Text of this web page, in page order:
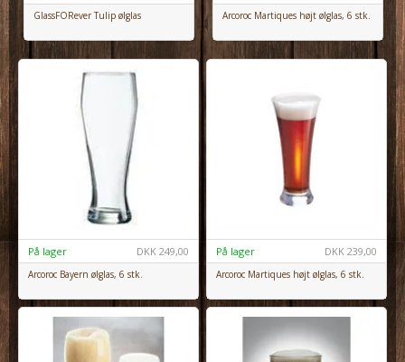
GlassFORever Tulip ølglas Arcoroc Martiques højt ølglas, 6 stk.
DKK 249,00
På lager
Arcoroc Bayern ølglas, 6 stk.
DKK 239,00
På lager
Arcoroc Martiques højt ølglas, 6 stk.